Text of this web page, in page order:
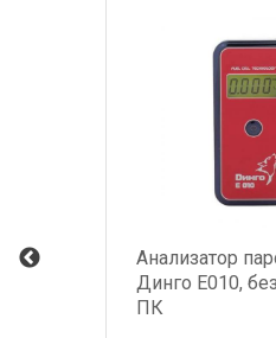
Анализатор
Динго Е010,
ПК